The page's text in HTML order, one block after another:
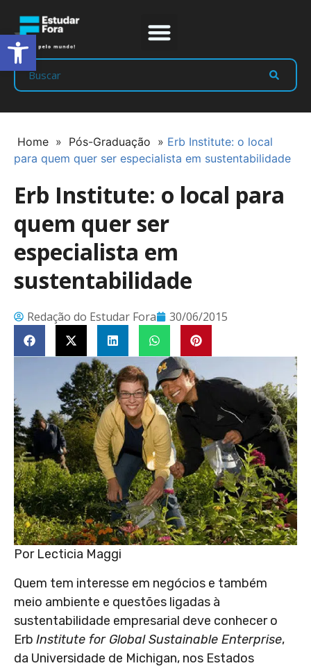
Home » Pós-Graduação » Erb Institute: o local
para quem quer ser especialista em sustentabilidade
Erb Institute: o local para
quem quer ser
especialista em
sustentabilidade
Redação do Estudar Fora 30/06/2015
Por Lecticia Maggi
Quem tem interesse em negócios e também
meio ambiente e questões ligadas à
sustentabilidade empresarial deve conhecer o
Erb Institute for Global Sustainable Enterprise,
da Universidade de Michigan, nos Estados
Abrir a barra de ferramentas